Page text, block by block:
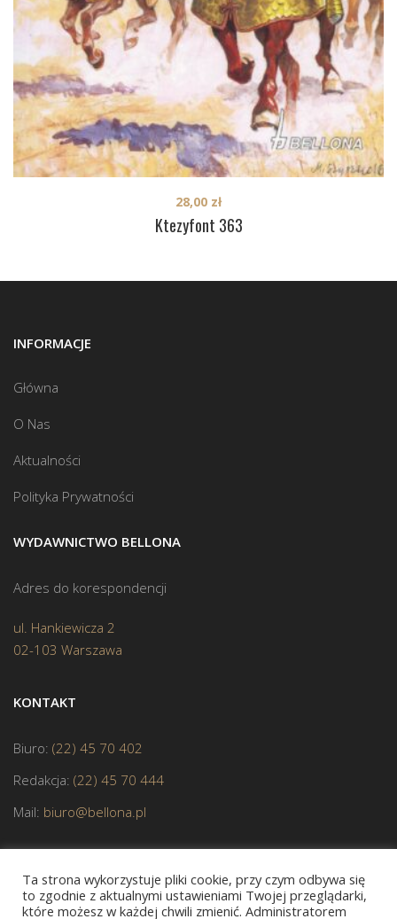
Ktezyfont 363
28,00 zł
INFORMACJE
Główna
O Nas
Aktualności
Polityka Prywatności
WYDAWNICTWO BELLONA
Adres do korespondencji
ul. Hankiewicza 2
02-103 Warszawa
KONTAKT
Biuro: (22) 45 70 402
Redakcja: (22) 45 70 444
Mail: biuro@bellona.pl
Ta strona wykorzystuje pliki cookie, przy czym odbywa się
to zgodnie z aktualnymi ustawieniami Twojej przeglądarki,
które możesz w każdej chwili zmienić. Administratorem